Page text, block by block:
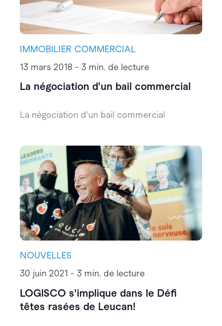
IMMOBILIER COMMERCIAL
13 mars 2018 - 3 min. de lecture
La négociation d'un bail commercial
La négociation d'un bail commercial
NOUVELLES
30 juin 2021 - 3 min. de lecture
LOGISCO s'implique dans le Défi
têtes rasées de Leucan!